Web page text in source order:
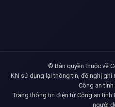
© Bản quyền thuộc về
Khi sử dụng lại thông tin, đề nghị
Công an tỉnh
Trang thông tin điện tử Công an tỉnh
người